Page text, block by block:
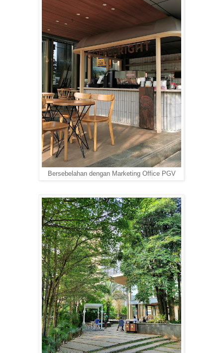
Bersebelahan dengan Marketing Office PGV